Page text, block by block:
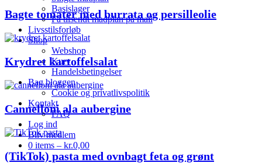
Basislager
Få tilsendt madplan på mail
Livsstilsforløb
Shop
Webshop
Kurv
Handelsbetingelser
Bag bloggen
Cookie og privatlivspolitik
Kontakt
FAQ
Log ind
Bliv medlem
0 items – kr.0,00
Bagte tomater med burrata og persilleolie
Krydret kartoffelsalat
Cannelloni ala aubergine
(TikTok) pasta med ovnbagt feta og grønt